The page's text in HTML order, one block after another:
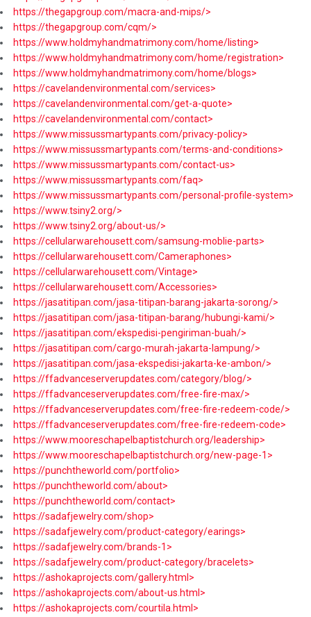
https://thegapgroup.com/macra-and-mips/>
https://thegapgroup.com/cqm/>
https://www.holdmyhandmatrimony.com/home/listing>
https://www.holdmyhandmatrimony.com/home/registration>
https://www.holdmyhandmatrimony.com/home/blogs>
https://cavelandenvironmental.com/services>
https://cavelandenvironmental.com/get-a-quote>
https://cavelandenvironmental.com/contact>
https://www.missussmartypants.com/privacy-policy>
https://www.missussmartypants.com/terms-and-conditions>
https://www.missussmartypants.com/contact-us>
https://www.missussmartypants.com/faq>
https://www.missussmartypants.com/personal-profile-system>
https://www.tsiny2.org/>
https://www.tsiny2.org/about-us/>
https://cellularwarehousett.com/samsung-moblie-parts>
https://cellularwarehousett.com/Cameraphones>
https://cellularwarehousett.com/Vintage>
https://cellularwarehousett.com/Accessories>
https://jasatitipan.com/jasa-titipan-barang-jakarta-sorong/>
https://jasatitipan.com/jasa-titipan-barang/hubungi-kami/>
https://jasatitipan.com/ekspedisi-pengiriman-buah/>
https://jasatitipan.com/cargo-murah-jakarta-lampung/>
https://jasatitipan.com/jasa-ekspedisi-jakarta-ke-ambon/>
https://ffadvanceserverupdates.com/category/blog/>
https://ffadvanceserverupdates.com/free-fire-max/>
https://ffadvanceserverupdates.com/free-fire-redeem-code/>
https://ffadvanceserverupdates.com/free-fire-redeem-code>
https://www.mooreschapelbaptistchurch.org/leadership>
https://www.mooreschapelbaptistchurch.org/new-page-1>
https://punchtheworld.com/portfolio>
https://punchtheworld.com/about>
https://punchtheworld.com/contact>
https://sadafjewelry.com/shop>
https://sadafjewelry.com/product-category/earings>
https://sadafjewelry.com/brands-1>
https://sadafjewelry.com/product-category/bracelets>
https://ashokaprojects.com/gallery.html>
https://ashokaprojects.com/about-us.html>
https://ashokaprojects.com/courtila.html>